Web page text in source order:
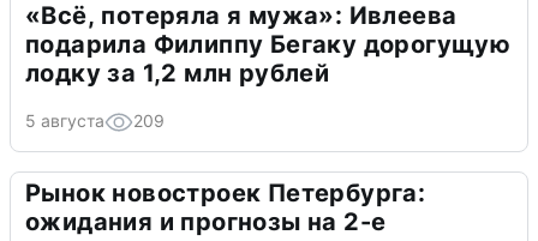
«Всё, потеряла я мужа»: Ивлеева
подарила Филиппу Бегаку дорогущую
лодку за 1,2 млн рублей
5 августа 209
Рынок новостроек Петербурга:
ожидания и прогнозы на 2-е